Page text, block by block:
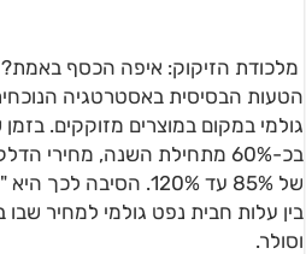
מלכודת הזיקוק: איפה הכסף באמת?
הטעות הבסיסית באסטרטגיה
בכ-60% מתחילת השנה, מחירי
של 85% עד 120%.
בין עלות חבית נפט גולמי למחיר שבו
וסולר.